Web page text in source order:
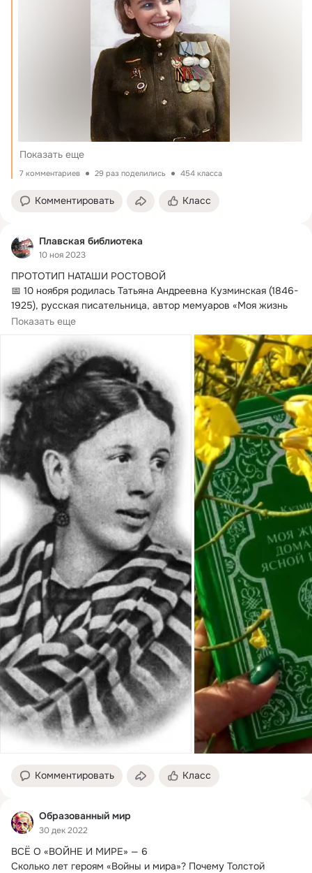
Показать еще
7 комментариев 29 раз поделились 454 класса
Комментировать Класс
Плавская библиотека
10 ноя 2023
ПРОТОТИП НАТАШИ РОСТОВОЙ
📅 10 ноября родилась Татьяна Андреевна Кузминская (1846-
1925), русская писательница, автор мемуаров «Моя жизнь
дома и в Ясной Поляне».
Показать еще
Комментировать Класс
Образованный мир
30 дек 2022
ВСЁ О «ВОЙНЕ И МИРЕ» — 6
Сколько лет героям «Войны и мира»? Почему Толстой